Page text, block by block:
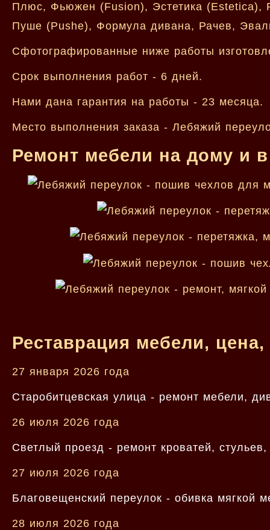
Плюс, Фьюжен (Fusion), Эстетика
Пуше (Pushe), Формула дивана, Рачев,
Сфотографированные ниже работы
Срок выполнения работ - 6 дней.
Нами дана гарантия на работы - 23 месяца.
Место выполнения заказа - Лебяжий
Ремонт мебели на дому и
Реставрация мебели,
27 января 2026 года
Старобитцевская улица - ремонт мебели,
26 июля 2026 года
Светлый проезд - ремонт кроватей,
27 июля 2026 года
Благовещенский переулок - обивка мягкой
28 июля 2026 года